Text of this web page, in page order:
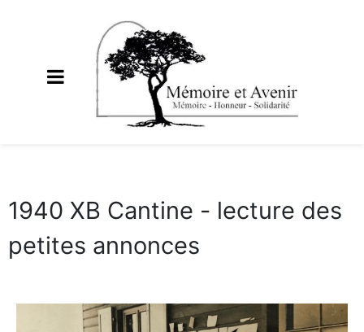
1940 XB Cantine - lecture des
petites annonces